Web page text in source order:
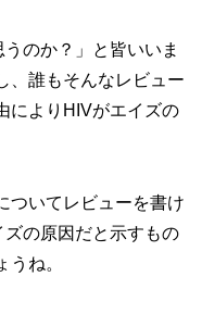
のか？」と皆いいま
、誰もそんなレビュー
によりHIVがエイズの
ついてレビューを書け
の原因だと示すもの
ね。